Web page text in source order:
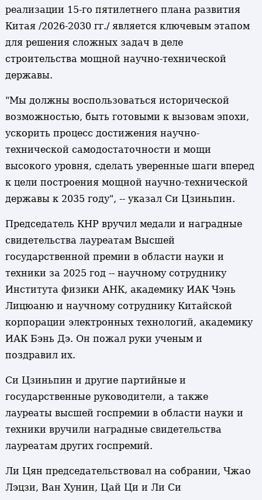
реализации 15-го пятилетнего плана развития
Китая /2026-2030 гг./ является ключевым этапом
для решения сложных задач в деле
строительства мощной научно-технической
державы.
"Мы должны воспользоваться исторической
возможностью, быть готовыми к вызовам эпохи,
ускорить процесс достижения научно-
технической самодостаточности и мощи
высокого уровня, сделать уверенные шаги вперед
к цели построения мощной научно-технической
державы к 2035 году", -- указал Си Цзиньпин.
Председатель КНР вручил медали и наградные
свидетельства лауреатам Высшей
государственной премии в области науки и
техники за 2025 год -- научному сотруднику
Института физики АНК, академику ИАК Чэнь
Лицюаню и научному сотруднику Китайской
корпорации электронных технологий, академику
ИАК Бэнь Дэ. Он пожал руки ученым и
поздравил их.
Си Цзиньпин и другие партийные и
государственные руководители, а также
лауреаты высшей госпремии в области науки и
техники вручили наградные свидетельства
лауреатам других госпремий.
Ли Цян председательствовал на собрании, Чжао
Лэцзи, Ван Хунин, Цай Ци и Ли Си